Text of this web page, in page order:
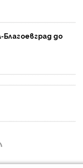
Благоевград до